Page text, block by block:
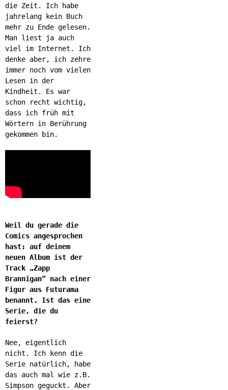
die Zeit. Ich habe
jahrelang kein Buch
mehr zu Ende gelesen.
Man liest ja auch
viel im Internet. Ich
denke aber, ich zehre
immer noch vom vielen
Lesen in der
Kindheit. Es war
schon recht wichtig,
dass ich früh mit
Wörtern in Berührung
gekommen bin.
Weil du gerade die
Comics angesprochen
hast: auf deinem
neuen Album ist der
Track „Zapp
Brannigan“ nach einer
Figur aus Futurama
benannt. Ist das eine
Serie, die du
feierst?
Nee, eigentlich
nicht. Ich kenn die
Serie natürlich, habe
das auch mal wie z.B.
Simpson geguckt. Aber